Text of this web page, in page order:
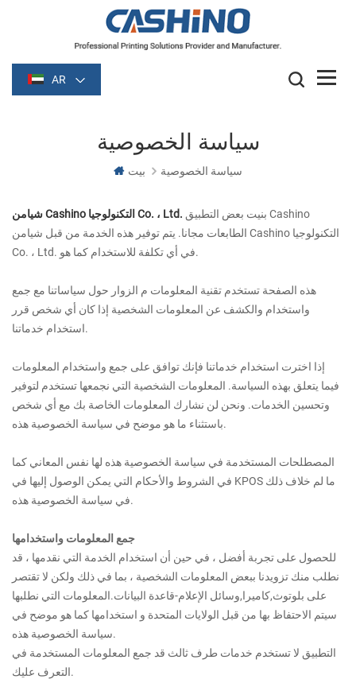
AR
سياسة الخصوصية
بيت سياسة الخصوصية
شيامن Cashino التكنولوجيا Co. ، Ltd.
الطابعات مجانا. يتم توفير هذه الخدمة من قبل شيامن Cashino التكنولوجيا
Co. ، Ltd. في أي تكلفة للاستخدام كما هو.
هذه الصفحة تستخدم تقنية المعلومات م الزوار حول سياساتنا مع جمع
واستخدام والكشف عن المعلومات الشخصية إذا كان أي شخص قرر
استخدام خدماتنا.
إذا اخترت استخدام خدماتنا فإنك توافق على جمع واستخدام المعلومات
فيما يتعلق بهذه السياسة. المعلومات الشخصية التي نجمعها تستخدم لتوفير
وتحسين الخدمات. ونحن لن نشارك المعلومات الخاصة بك مع أي شخص
باستثناء ما هو موضح في سياسة الخصوصية هذه.
المصطلحات المستخدمة في سياسة الخصوصية هذه لها نفس المعاني كما
في الشروط والأحكام التي يمكن الوصول إليها في KPOS ما لم خلاف ذلك
في سياسة الخصوصية هذه.
جمع المعلومات واستخدامها
للحصول على تجربة أفضل ، في حين أن استخدام الخدمة التي نقدمها ، قد
نطلب منك تزويدنا ببعض المعلومات الشخصية ، بما في ذلك ولكن لا تقتصر
على بلوتوث,كاميرا,وسائل الإعلام-قاعدة البيانات.المعلومات التي نطلبها
سيتم الاحتفاظ بها من قبل الولايات المتحدة و استخدامها كما هو موضح في
سياسة الخصوصية هذه.
التطبيق لا تستخدم خدمات طرف ثالث قد جمع المعلومات المستخدمة في
التعرف عليك.